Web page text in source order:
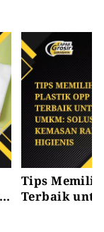
Tips
Terbaik